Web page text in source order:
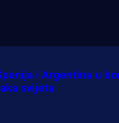
i Argentina u
svijeta